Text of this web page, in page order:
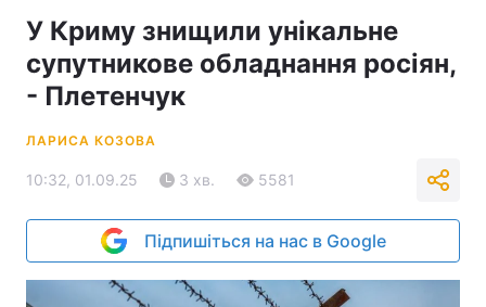
У Криму знищили унікальне
супутникове обладнання росіян,
- Плетенчук
ЛАРИСА КОЗОВА
10:32, 01.09.25 3 хв. 5581
Підпишіться на нас в Google